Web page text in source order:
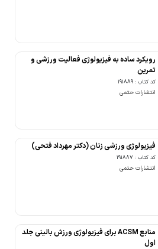
رویکرد ساده به فیزیولوژی فعالیت ورزشی و
تمرین
کد کتاب : 191889
انتشارات حتمی
فیزیولوژی ورزشی زنان (دکتر مهرداد فتحی)
کد کتاب : 191887
انتشارات حتمی
منابع ACSM برای فیزیولوژی ورزش بالینی جلد
اول